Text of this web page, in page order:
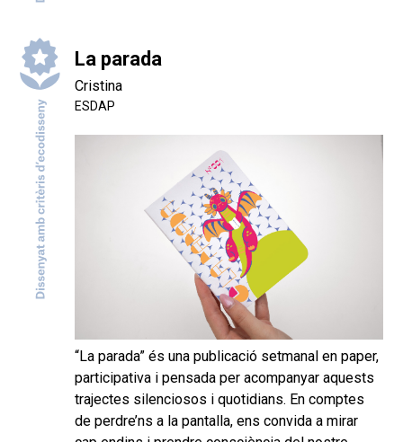
La parada
Cristina
ESDAP
“La parada” és una publicació setmanal en paper,
participativa i pensada per acompanyar aquests
trajectes silenciosos i quotidians. En comptes
de perdre’ns a la pantalla, ens convida a mirar